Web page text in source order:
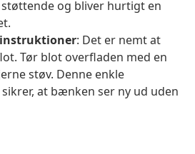
og bliver hurtigt en
: Det er nemt at
Tør blot overfladen med en
støv. Denne enkle
at bænken ser ny ud uden